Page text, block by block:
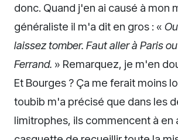
donc. Quand j'en ai causé à mon
généraliste il m'a dit en gros : «
laissez tomber. Faut aller à Paris
Ferrand. » Remarquez, je m'en
Et Bourges ? Ça me ferait moins
toubib m'a précisé que dans les
limitrophes, ils commencent à en